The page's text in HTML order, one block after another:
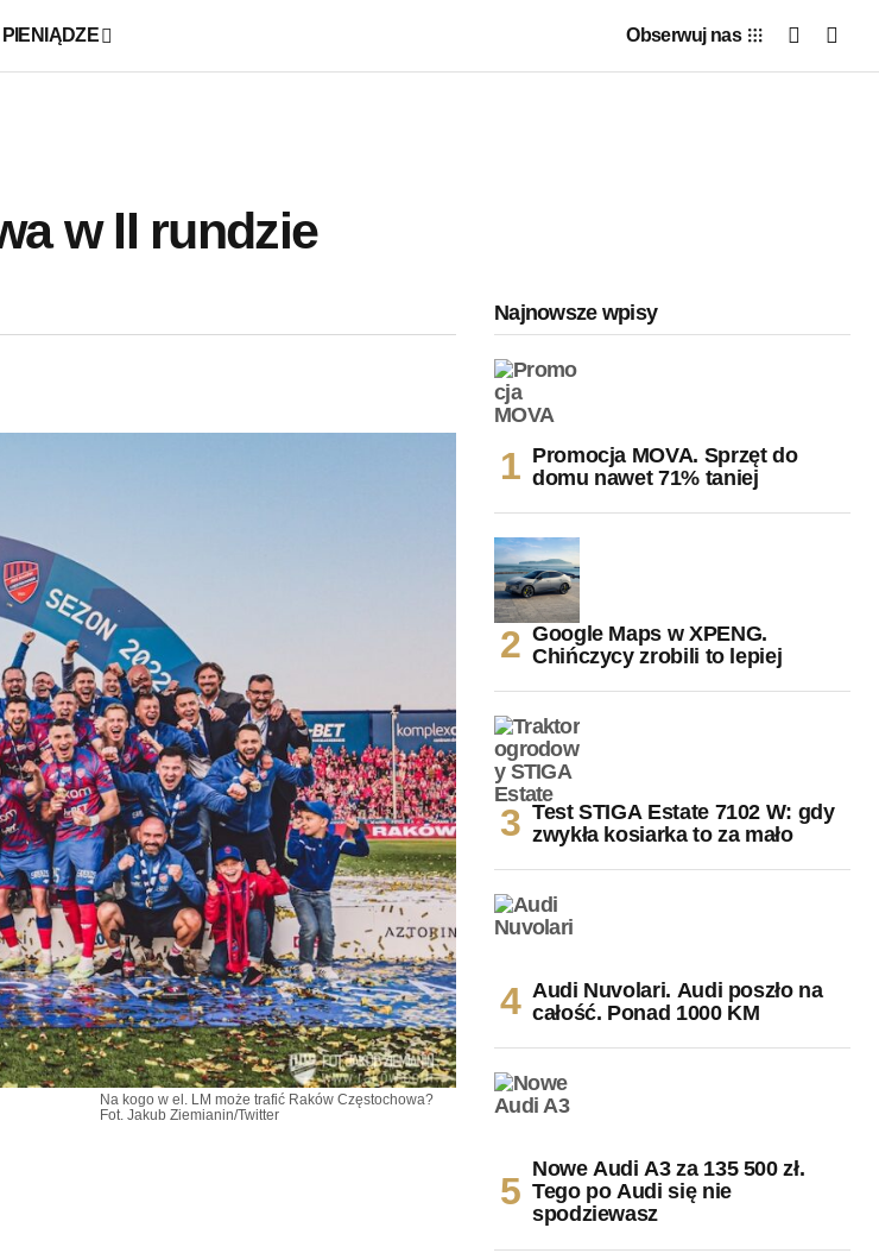
PIENIĄDZE Obserwuj nas
w II rundzie
Na kogo w el. LM może trafić Raków Częstochowa?
Fot. Jakub Ziemianin/Twitter
Najnowsze wpisy
Promocja MOVA. Sprzęt do
domu nawet 71% taniej
Google Maps w XPENG.
Chińczycy zrobili to lepiej
Test STIGA Estate 7102 W: gdy
zwykła kosiarka to za mało
Audi Nuvolari. Audi poszło na
całość. Ponad 1000 KM
Nowe Audi A3 za 135 500 zł.
Tego po Audi się nie
spodziewasz